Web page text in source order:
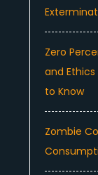
Zero
and
to Know
Zombie